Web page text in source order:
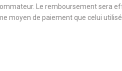
Le remboursement sera
moyen de paiement que celui